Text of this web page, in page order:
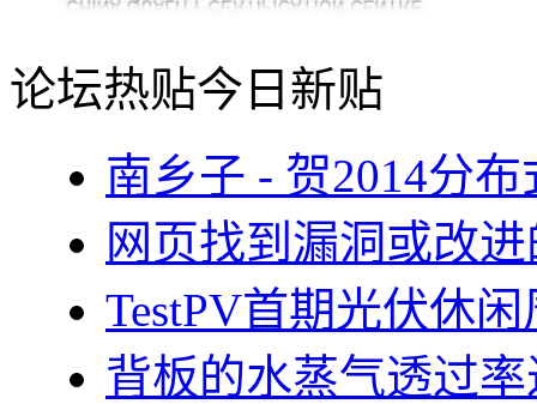
论坛热贴今日新贴
南乡子 - 贺2014分
网页找到漏洞或改
TestPV首期光伏休
背板的水蒸气透过